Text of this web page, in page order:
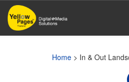
Skip
main
Home > In & Out